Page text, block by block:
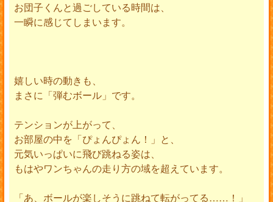
お団子くんと過ごしている時間は、
一瞬に感じてしまいます。
嬉しい時の動きも、
まさに「弾むボール」です。
テンションが上がって、
お部屋の中を「ぴょんぴょん！」と、
元気いっぱいに飛び跳ねる姿は、
もはやワンちゃんの走り方の域を超えています。
「あ、ボールが楽しそうに跳ねて転がってる……！」